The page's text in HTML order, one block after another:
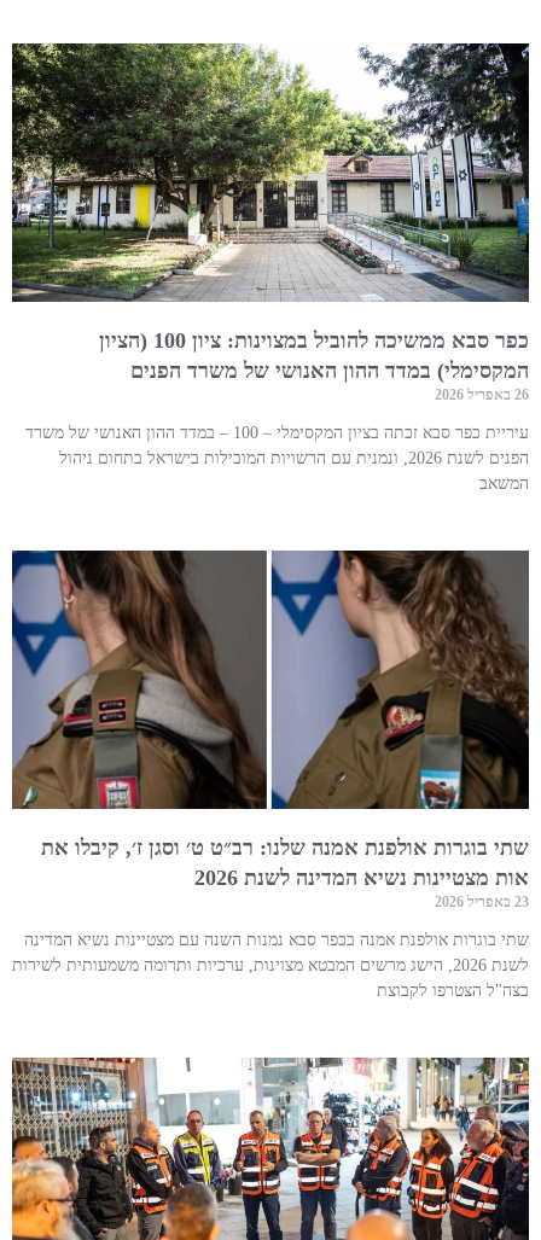
כפר סבא ממשיכה להוביל במצוינות: ציון 100 (הציון
המקסימלי) במדד ההון האנושי של משרד הפנים
26 באפריל 2026
עיריית כפר סבא זכתה בציון המקסימלי – 100 – במדד ההון האנושי של משרד
הפנים לשנת 2026, ונמנית עם הרשויות המובילות בישראל בתחום ניהול
המשאב
שתי בוגרות אולפנת אמנה שלנו: רב״ט ט׳ וסגן ז׳, קיבלו את
אות מצטיינות נשיא המדינה לשנת 2026
23 באפריל 2026
שתי בוגרות אולפנת אמנה בכפר סבא נמנות השנה עם מצטיינות נשיא המדינה
לשנת 2026, הישג מרשים המבטא מצוינות, ערכיות ותרומה משמעותית לשירות
בצה"ל הצטרפו לקבוצת